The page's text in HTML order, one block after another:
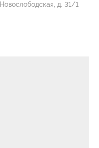
Новослободская, д. 31/1